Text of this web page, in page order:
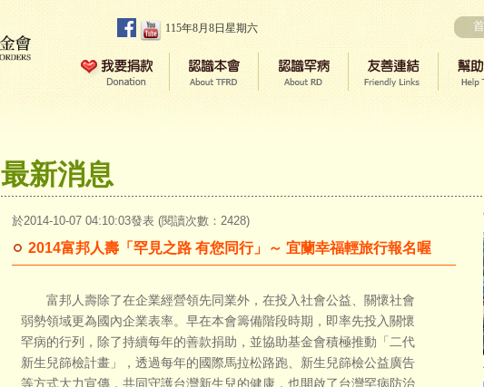
115年8月8日星期六
最新消息
於2014-10-07 04:10:03發表 (閱讀次數：2428)
2014富邦人壽「罕見之路 有您同行」～ 宜蘭幸福輕旅行報名喔
富邦人壽除了在企業經營領先同業外，在投入社會公益、關懷社會
弱勢領域更為國內企業表率。早在本會籌備階段時期，即率先投入關懷
罕病的行列，除了持續每年的善款捐助，並協助基金會積極推動「二代
新生兒篩檢計畫」，透過每年的國際馬拉松路跑、新生兒篩檢公益廣告
等方式大力宣傳，共同守護台灣新生兒的健康，也開啟了台灣罕病防治